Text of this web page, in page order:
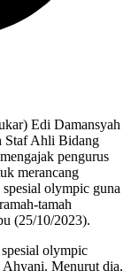
Edi Damansyah
Staf Ahli Bidang
pengurus
merancang
olympic guna
tamah
(25/10/2023).
olympic
Ahyani. Menurut dia,